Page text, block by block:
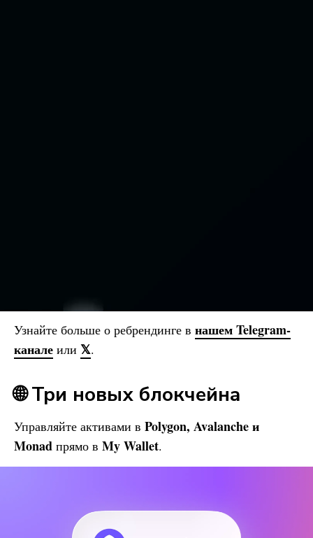
Узнайте больше о ребрендинге в нашем Telegram-
канале или 𝕏.
🌐 Три новых блокчейна
Управляйте активами в Polygon, Avalanche и
Monad прямо в My Wallet.